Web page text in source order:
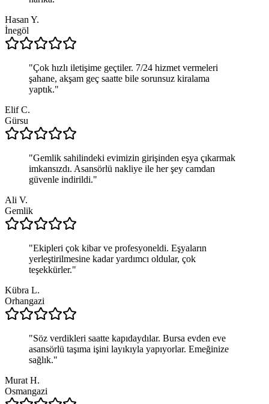
Hasan Y.
İnegöl
"Çok hızlı iletişime geçtiler. 7/24 hizmet vermeleri
şahane, akşam geç saatte bile sorunsuz kiralama
yaptık."
Elif C.
Gürsu
"Gemlik sahilindeki evimizin girişinden eşya çıkarmak
imkansızdı. Asansörlü nakliye ile her şey camdan
güvenle indirildi."
Ali V.
Gemlik
"Ekipleri çok kibar ve profesyoneldi. Eşyaların
yerleştirilmesine kadar yardımcı oldular, çok
teşekkürler."
Kübra L.
Orhangazi
"Söz verdikleri saatte kapıdaydılar. Bursa evden eve
asansörlü taşıma işini layıkıyla yapıyorlar. Emeğinize
sağlık."
Murat H.
Osmangazi